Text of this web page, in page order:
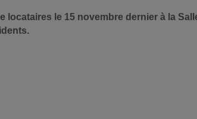
le 15 novembre dernier à la